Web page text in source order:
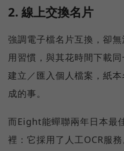
2. 線上交換名片
強調電子檔名片互換，卻
用習慣，與其花時間下載
建立／匯入個人檔案，紙
成的事。
而Eight能蟬聯兩年日本最
裡：它採用了人工OCR服